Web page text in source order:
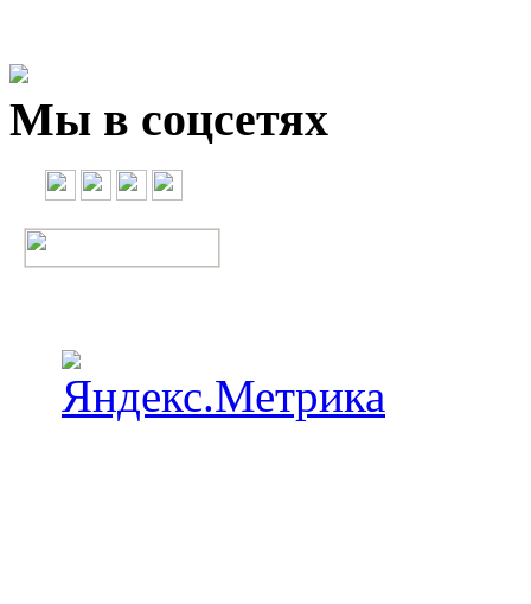
Мы в соцсетях